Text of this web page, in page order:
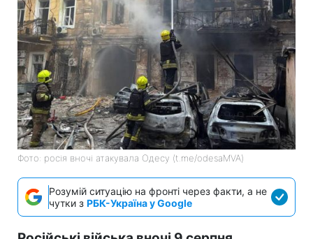
Фото: росія вночі атакувала Одесу (t.me/odesaMVA)
Розумій ситуацію на фронті через факти, а не
чутки з РБК-Україна у Google